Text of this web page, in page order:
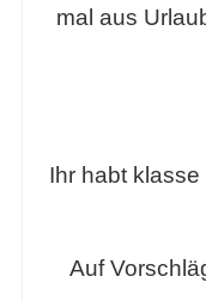
mal aus
Ihr habt
Auf